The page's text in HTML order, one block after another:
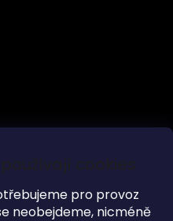
cookies
pro provoz
neobejdeme, nicméně